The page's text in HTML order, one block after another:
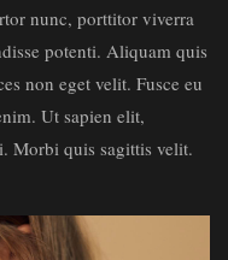
nunc, porttitor viverra
potenti. Aliquam quis
non eget velit. Fusce eu
Ut sapien elit,
Morbi quis sagittis velit.